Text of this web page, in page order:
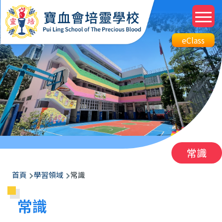
移至主內容
Top
eClass
Btn
eClass
常識
導
航
連
首頁 學習領域 常識
常識